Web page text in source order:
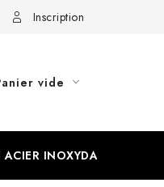
Inscription
vide
INOXYDABLE